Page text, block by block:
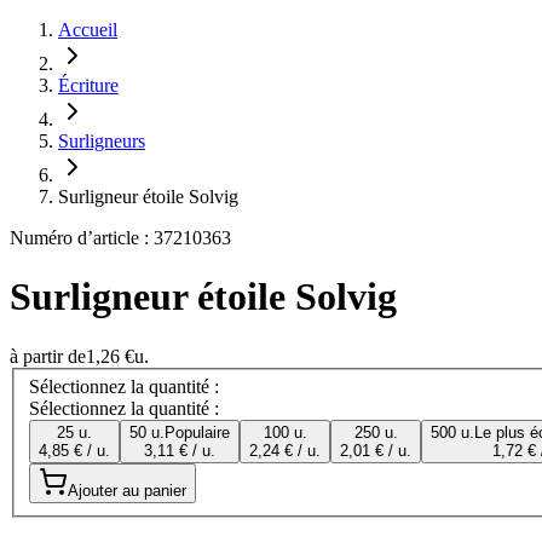
Accueil
Écriture
Surligneurs
Surligneur étoile Solvig
Numéro d’article : 37210363
Surligneur étoile Solvig
à partir de1,26 €u.
Sélectionnez la quantité :
Sélectionnez la quantité :
25 u.
4,85 € / u.
50 u. Populaire
3,11 € / u.
100 u.
2,24 € / u.
250 u.
2,01 € / u.
500 u. Le plus
1,72 €
Ajouter au panier